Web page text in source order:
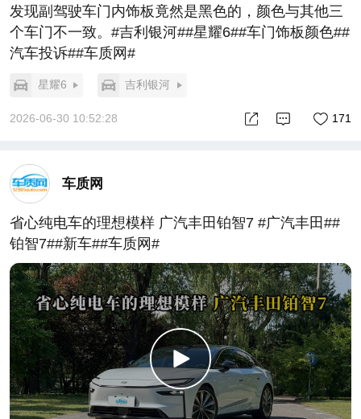
发现副驾驶车门内饰板竟然是黑色的，颜色与其他三
个车门不一致。#吉利银河##星耀6##车门饰板颜色##
汽车投诉##车质网#
星耀6 吉利银河
2026-06-30 10:52:28 171
车质网
省心纯电车的理想模样 广汽丰田铂智7 #广汽丰田##
铂智7##新车##车质网#